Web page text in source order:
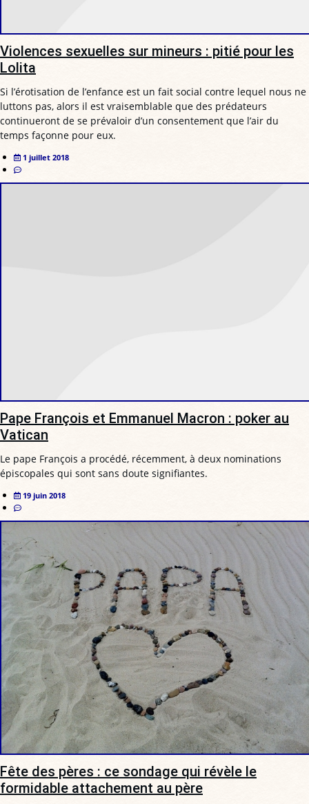
Violences sexuelles sur mineurs : pitié pour les
Lolita
Si l’érotisation de l’enfance est un fait social contre lequel nous ne
luttons pas, alors il est vraisemblable que des prédateurs
continueront de se prévaloir d’un consentement que l’air du
temps façonne pour eux.
1 juillet 2018
Pape François et Emmanuel Macron : poker au
Vatican
Le pape François a procédé, récemment, à deux nominations
épiscopales qui sont sans doute signifiantes.
19 juin 2018
Fête des pères : ce sondage qui révèle le
formidable attachement au père